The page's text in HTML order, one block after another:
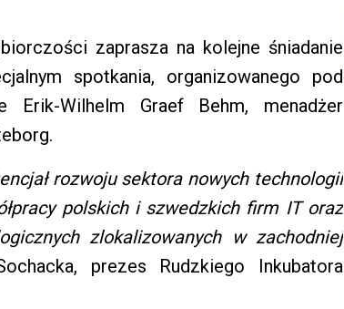
zaprasza na kolejne śniadanie
spotkania, organizowanego pod
Erik-Wilhelm Graef Behm, menadżer
rozwoju sektora nowych technologii
polskich i szwedzkich firm IT oraz
zlokalizowanych w zachodniej
prezes Rudzkiego Inkubatora